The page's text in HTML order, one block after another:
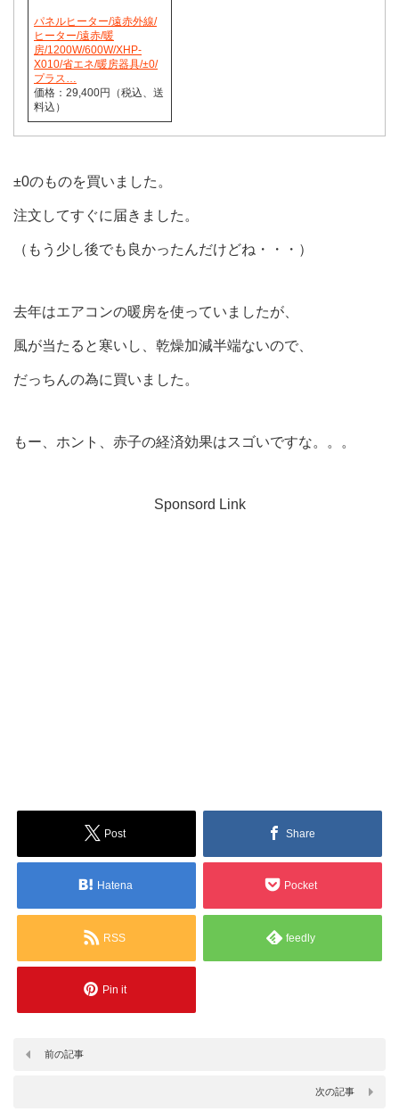
パネルヒーター/遠赤外線/
ヒーター/遠赤/暖
房/1200W/600W/XHP-
X010/省エネ/暖房器具/±0/
プラス…
価格：29,400円（税込、送
料込）
±0のものを買いました。
注文してすぐに届きました。
（もう少し後でも良かったんだけどね・・・）
去年はエアコンの暖房を使っていましたが、
風が当たると寒いし、乾燥加減半端ないので、
だっちんの為に買いました。
もー、ホント、赤子の経済効果はスゴいですな。。。
Sponsord Link
Post Share
Hatena Pocket
RSS feedly
Pin it
前の記事
次の記事